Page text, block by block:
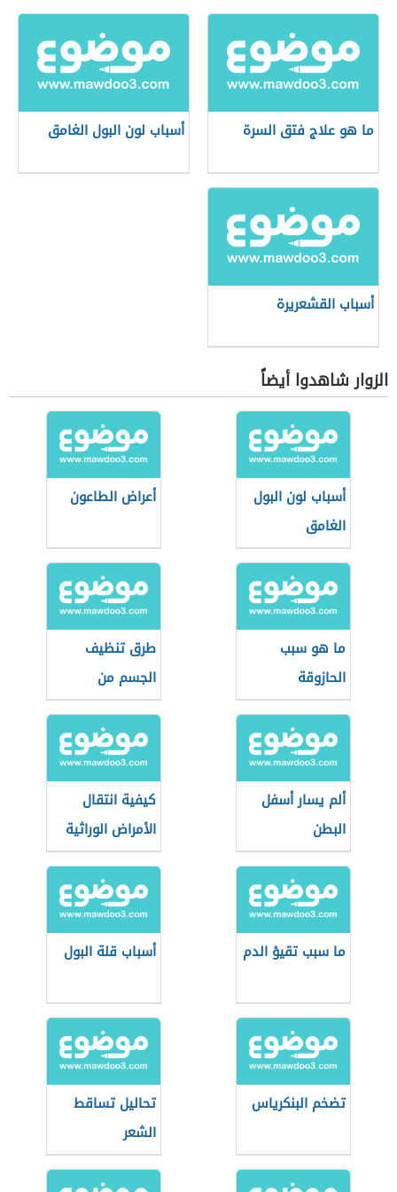
ما هو علاج فتق السرة أسباب لون البول الغامق
أسباب القشعريرة
الزوار شاهدوا أيضاً
أسباب لون البول
الغامق
أعراض الطاعون
ما هو سبب
الحازوقة
طرق تنظيف
الجسم من
السموم
ألم يسار أسفل
البطن
كيفية انتقال
الأمراض الوراثية
ما سبب تقيؤ الدم أسباب قلة البول
تضخم البنكرياس
تحاليل تساقط
الشعر